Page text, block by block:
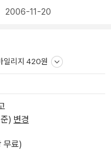
2006-11-20
일리지 420원
) 변경
무료)